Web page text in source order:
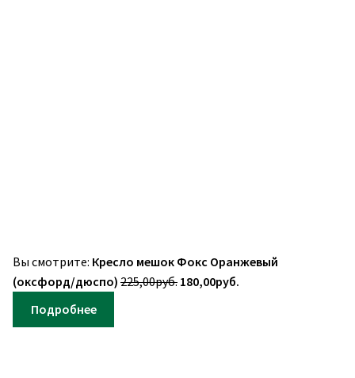
Вы смотрите: Кресло мешок Фокс Оранжевый
(оксфорд/дюспо) 225,00руб. Первоначальная
180,00руб.
Подробнее